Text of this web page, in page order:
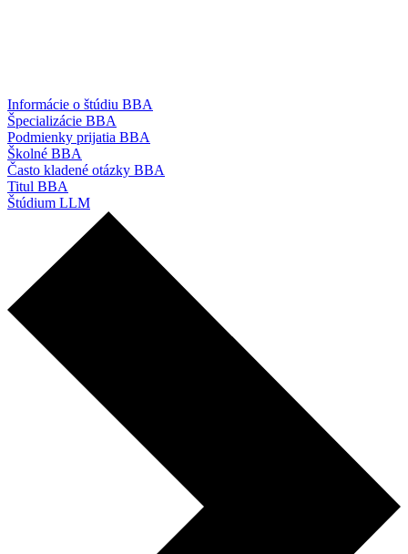
Informácie o štúdiu BBA
Špecializácie BBA
Podmienky prijatia BBA
Školné BBA
Často kladené otázky BBA
Titul BBA
Štúdium LLM